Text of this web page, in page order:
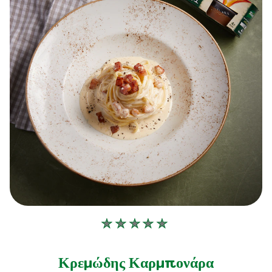
Δεν
αξιολογήσεις
Κρεμώδης Καρμπονάρα